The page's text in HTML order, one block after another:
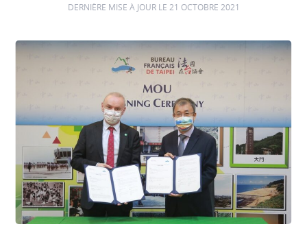
DERNIÈRE MISE À JOUR LE 21 OCTOBRE 2021